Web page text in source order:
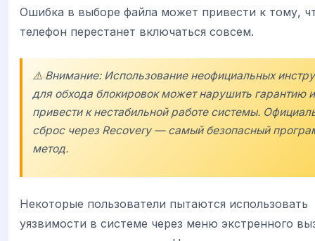
Ошибка в выборе файла может привести к тому,
телефон перестанет включаться совсем.
⚠️ Внимание: Использование неофициальных
для обхода блокировок может нарушить гарантию и
привести к нестабильной работе системы.
сброс через Recovery — самый безопасный
метод.
Некоторые пользователи пытаются использовать
уязвимости в системе через меню экстренного